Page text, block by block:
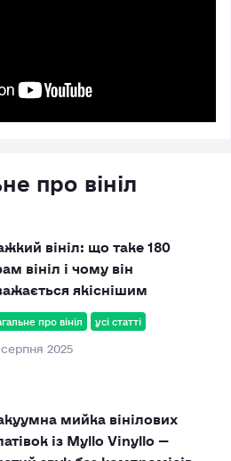
про вініл
про вініл усі статті
2025
вініл: що таке 180
вініл і чому він
якіснішим
мийка вінілових
із Myllo Vinyllo —